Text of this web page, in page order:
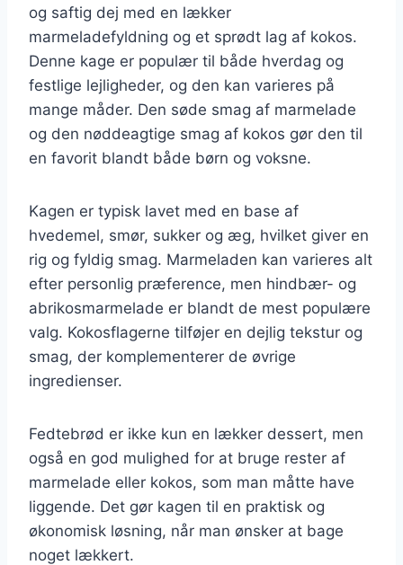
og saftig dej med en lækker
marmeladefyldning og et sprødt lag af kokos.
Denne kage er populær til både hverdag og
festlige lejligheder, og den kan varieres på
mange måder. Den søde smag af marmelade
og den nøddeagtige smag af kokos gør den til
en favorit blandt både børn og voksne.
Kagen er typisk lavet med en base af
hvedemel, smør, sukker og æg, hvilket giver en
rig og fyldig smag. Marmeladen kan varieres alt
efter personlig præference, men hindbær- og
abrikosmarmelade er blandt de mest populære
valg. Kokosflagerne tilføjer en dejlig tekstur og
smag, der komplementerer de øvrige
ingredienser.
Fedtebrød er ikke kun en lækker dessert, men
også en god mulighed for at bruge rester af
marmelade eller kokos, som man måtte have
liggende. Det gør kagen til en praktisk og
økonomisk løsning, når man ønsker at bage
noget lækkert.